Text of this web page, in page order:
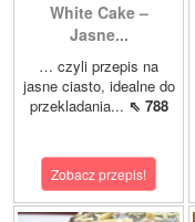
White Cake –
Jasne...
… czyli przepis na
jasne ciasto, idealne do
przekladania... ⇖ 788
Zobacz przepis!